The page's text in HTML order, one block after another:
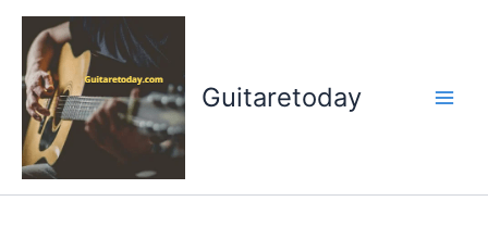
Aller
contenu
Guitaretoday